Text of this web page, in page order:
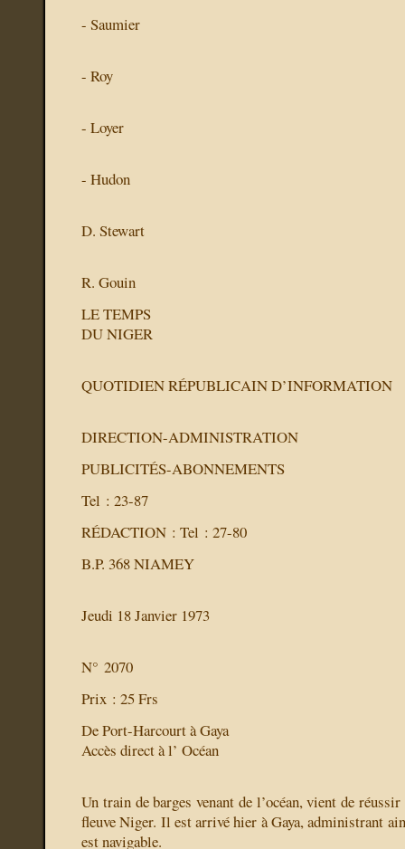
- Saumier
- Roy
- Loyer
- Hudon
D. Stewart
R. Gouin
LE TEMPS
DU NIGER
QUOTIDIEN RÉPUBLICAIN D’INFORMATION
DIRECTION-ADMINISTRATION
PUBLICITÉS-ABONNEMENTS
Tel : 23-87
RÉDACTION : Tel : 27-80
B.P. 368 NIAMEY
Jeudi 18 Janvier 1973
N° 2070
Prix : 25 Frs
De Port-Harcourt à Gaya
Accès direct à l’ Océan
Un train de barges venant de l’océan, vient de
fleuve Niger. Il est arrivé hier à Gaya, administrant
est navigable.